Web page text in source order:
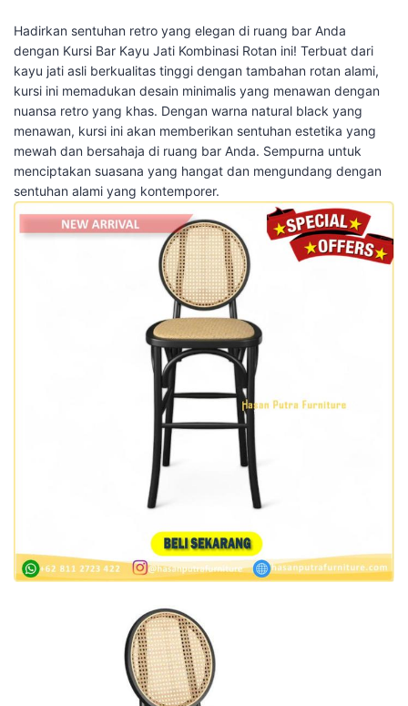
Hadirkan sentuhan retro yang elegan di ruang bar Anda
dengan Kursi Bar Kayu Jati Kombinasi Rotan ini! Terbuat dari
kayu jati asli berkualitas tinggi dengan tambahan rotan alami,
kursi ini memadukan desain minimalis yang menawan dengan
nuansa retro yang khas. Dengan warna natural black yang
menawan, kursi ini akan memberikan sentuhan estetika yang
mewah dan bersahaja di ruang bar Anda. Sempurna untuk
menciptakan suasana yang hangat dan mengundang dengan
sentuhan alami yang kontemporer.